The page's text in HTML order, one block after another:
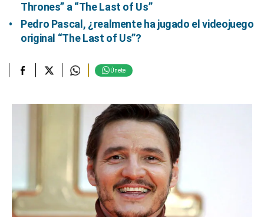
Thrones” a “The Last of Us”
Pedro Pascal, ¿realmente ha jugado el videojuego
original “The Last of Us”?
Únete